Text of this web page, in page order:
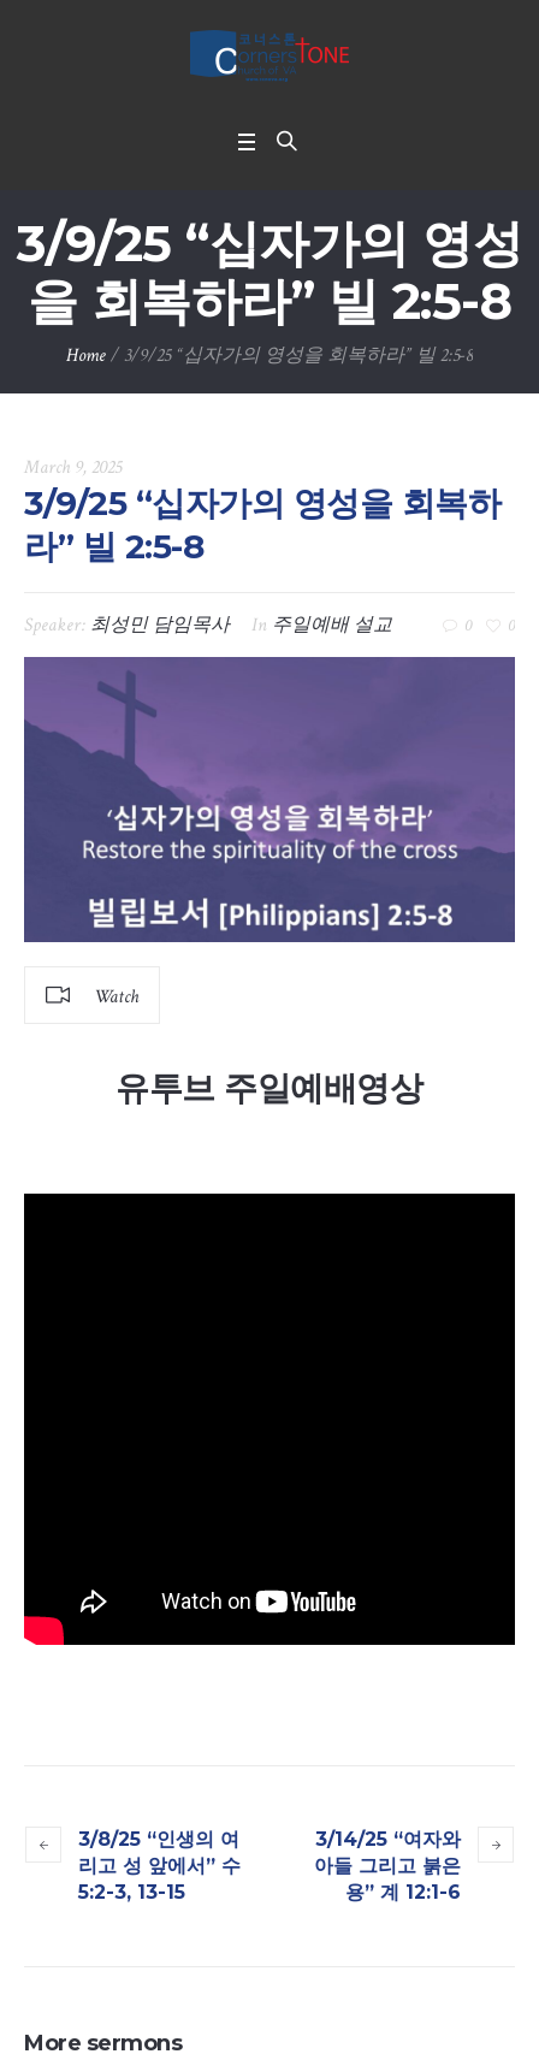
3/9/25 “십자가의 영성
을 회복하라” 빌 2:5-8
Home/ 3/9/25 “십자가의 영성을 회복하라” 빌 2:5-8
March 9, 2025
3/9/25 “십자가의 영성을 회복하
라” 빌 2:5-8
Speaker: 최성민 담임목사 In 주일예배 설교 0 0
Watch
유투브 주일예배영상
3/8/25 “인생의 여
리고 성 앞에서” 수
5:2-3, 13-15
3/14/25 “여자와
아들 그리고 붉은
용” 계 12:1-6
More sermons